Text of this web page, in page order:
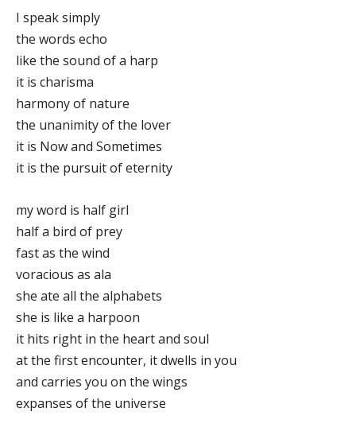
I speak simply
the words echo
like the sound of a harp
it is charisma
harmony of nature
the unanimity of the lover
it is Now and Sometimes
it is the pursuit of eternity
my word is half girl
half a bird of prey
fast as the wind
voracious as ala
she ate all the alphabets
she is like a harpoon
it hits right in the heart and soul
at the first encounter, it dwells in you
and carries you on the wings
expanses of the universe